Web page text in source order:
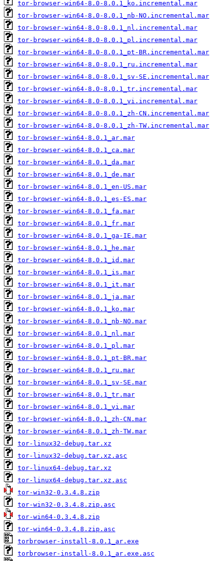
tor-browser-win64-8.0-8.0.1_ko.incremental.mar
tor-browser-win64-8.0-8.0.1_nb-NO.incremental.mar
tor-browser-win64-8.0-8.0.1_nl.incremental.mar
tor-browser-win64-8.0-8.0.1_pl.incremental.mar
tor-browser-win64-8.0-8.0.1_pt-BR.incremental.mar
tor-browser-win64-8.0-8.0.1_ru.incremental.mar
tor-browser-win64-8.0-8.0.1_sv-SE.incremental.mar
tor-browser-win64-8.0-8.0.1_tr.incremental.mar
tor-browser-win64-8.0-8.0.1_vi.incremental.mar
tor-browser-win64-8.0-8.0.1_zh-CN.incremental.mar
tor-browser-win64-8.0-8.0.1_zh-TW.incremental.mar
tor-browser-win64-8.0.1_ar.mar
tor-browser-win64-8.0.1_ca.mar
tor-browser-win64-8.0.1_da.mar
tor-browser-win64-8.0.1_de.mar
tor-browser-win64-8.0.1_en-US.mar
tor-browser-win64-8.0.1_es-ES.mar
tor-browser-win64-8.0.1_fa.mar
tor-browser-win64-8.0.1_fr.mar
tor-browser-win64-8.0.1_ga-IE.mar
tor-browser-win64-8.0.1_he.mar
tor-browser-win64-8.0.1_id.mar
tor-browser-win64-8.0.1_is.mar
tor-browser-win64-8.0.1_it.mar
tor-browser-win64-8.0.1_ja.mar
tor-browser-win64-8.0.1_ko.mar
tor-browser-win64-8.0.1_nb-NO.mar
tor-browser-win64-8.0.1_nl.mar
tor-browser-win64-8.0.1_pl.mar
tor-browser-win64-8.0.1_pt-BR.mar
tor-browser-win64-8.0.1_ru.mar
tor-browser-win64-8.0.1_sv-SE.mar
tor-browser-win64-8.0.1_tr.mar
tor-browser-win64-8.0.1_vi.mar
tor-browser-win64-8.0.1_zh-CN.mar
tor-browser-win64-8.0.1_zh-TW.mar
tor-linux32-debug.tar.xz
tor-linux32-debug.tar.xz.asc
tor-linux64-debug.tar.xz
tor-linux64-debug.tar.xz.asc
tor-win32-0.3.4.8.zip
tor-win32-0.3.4.8.zip.asc
tor-win64-0.3.4.8.zip
tor-win64-0.3.4.8.zip.asc
torbrowser-install-8.0.1_ar.exe
torbrowser-install-8.0.1_ar.exe.asc